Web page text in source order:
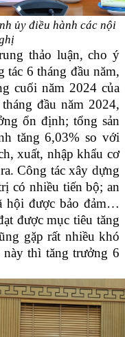
ủy điều hành các nội
thảo luận, cho ý
tác 6 tháng đầu năm,
cuối năm 2024 của
đầu năm 2024,
ổn định; tổng sản
tăng 6,03% so với
xuất, nhập khẩu cơ
Công tác xây dựng
có nhiều tiến bộ; an
hội được bảo đảm…
được mục tiêu tăng
gặp rất nhiều khó
thì tăng trưởng 6